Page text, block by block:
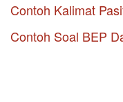
Contoh Kalimat
Contoh Soal BEP